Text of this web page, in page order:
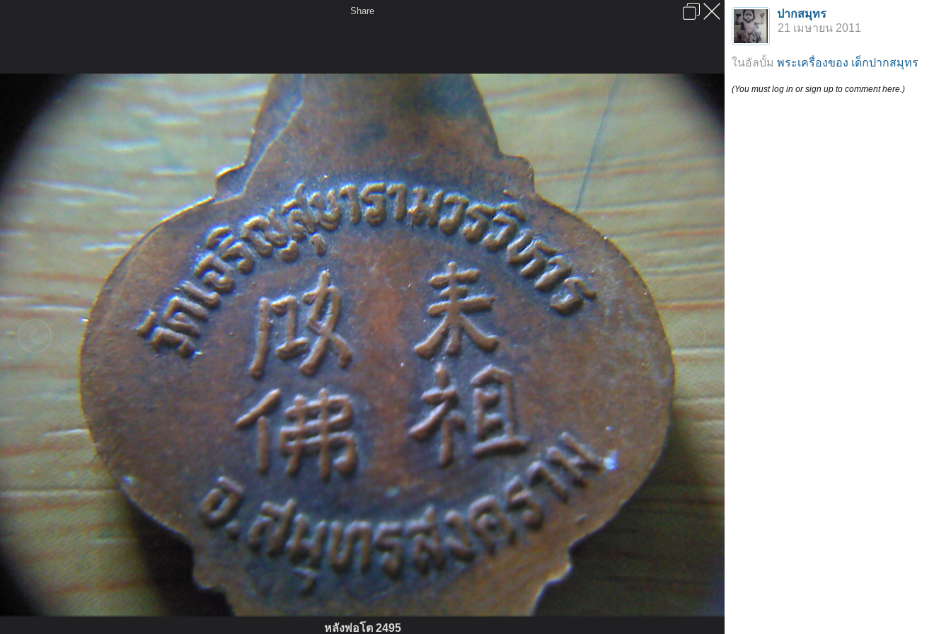
เข้าสู่ระบบหรือลงทะเบียน
หน้าแรก รูปภาพ General พระเครื่องของ เด็กปากสมุทร
หลังพ่อโต 2495
หน้าแรก เว็บบอร์ด มีอะไรใหม่ วิดีโอ รูปภาพ
หมวดหมู่ คอลเล็คชั่น สถานที่ กล้อง แท็ก
เสียงธรรม สมาชิก ห้องสนทนา
ลงโฆษณา ติดต่อเรา ช่วยเหลือ
Share
หลังพ่อโต 2495
ปากสมุทร
21 เมษายน 2011
ในอัลบั้ม พระเครื่องของ เด็กปากสมุทร
(You must log in or sign up to comment here.)